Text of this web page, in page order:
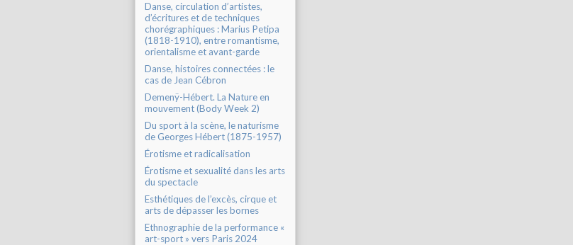
Danse, circulation d’artistes,
d’écritures et de techniques
chorégraphiques : Marius Petipa
(1818-1910), entre romantisme,
orientalisme et avant-garde
Danse, histoires connectées : le
cas de Jean Cébron
Demenÿ-Hébert. La Nature en
mouvement (Body Week 2)
Du sport à la scène, le naturisme
de Georges Hébert (1875-1957)
Érotisme et radicalisation
Érotisme et sexualité dans les arts
du spectacle
Esthétiques de l’excès, cirque et
arts de dépasser les bornes
Ethnographie de la performance «
art-sport » vers Paris 2024